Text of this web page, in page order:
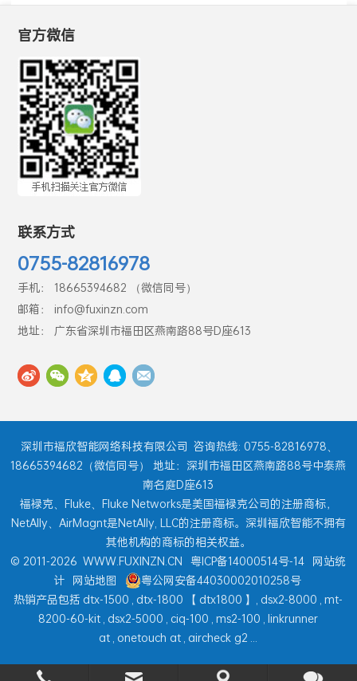
官方微信
联系方式
0755-82816978
手机： 18665394682 （微信同号）
邮箱： info@fuxinzn.com
地址： 广东省深圳市福田区燕南路88号D座613
深圳市福欣智能网络科技有限公司 咨询热线: 0755-82816978、
18665394682（微信同号） 地址：深圳市福田区燕南路88号中泰燕
南名庭D座613
福禄克、Fluke、Fluke Networks是美国福禄克公司的注册商标，
NetAlly、AirMagnt是NetAlly, LLC的注册商标。深圳福欣智能不拥有
其他机构的商标的相关权益。
© 2011-2026 WWW.FUXINZN.CN 粤ICP备14000514号-14 网站统
计 网站地图
粤公网安备44030002010258号
热销产品包括 dtx-1500 , dtx-1800 【 dtx1800 】, dsx2-8000 , mt-
8200-60-kit , dsx2-5000 , ciq-100 , ms2-100 , linkrunner
at , onetouch at , aircheck g2 ...